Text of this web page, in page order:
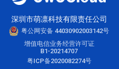
深圳市萌凛科技有限责任公司
粤公网安备 44030902003142号
增值电信业务经营许可证
B1-20214707
粤ICP备2020082274号